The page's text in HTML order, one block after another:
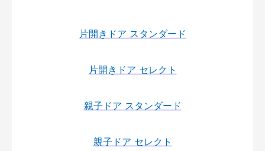
片開きドア スタンダード
片開きドア セレクト
親子ドア スタンダード
親子ドア セレクト